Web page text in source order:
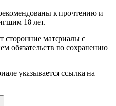
к прочтению и
18 лет.
сторонние материалы с
обязательств по сохранению
указывается ссылка на